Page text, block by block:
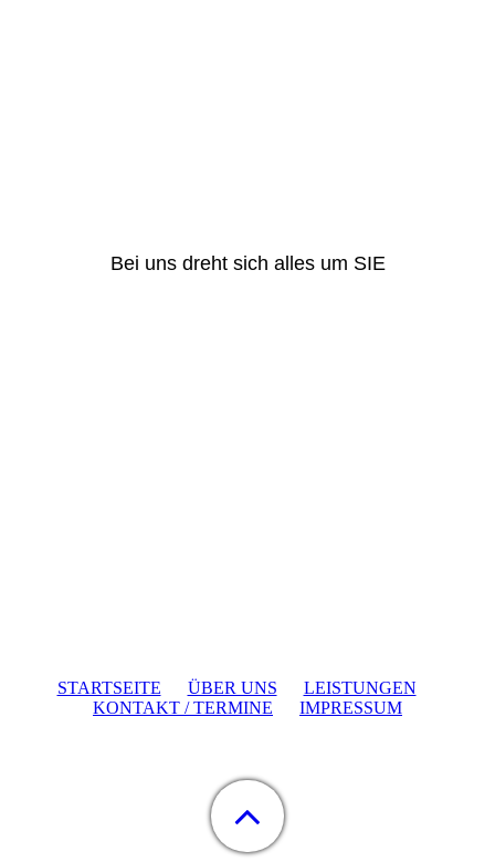
Bei uns dreht sich alles um SIE
STARTSEITE ÜBER UNS
LEISTUNGEN
KONTAKT / TERMINE
IMPRESSUM